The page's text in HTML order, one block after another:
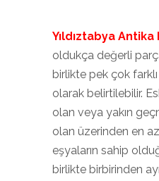
Yıldıztabya
oldukça değerli
birlikte pek çok
olarak belirtilebilir.
olan veya yakın
olan üzerinden en
eşyaların sahip
birlikte birbirinden